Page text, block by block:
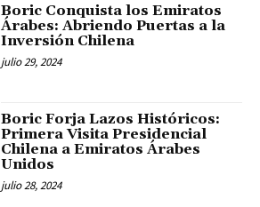
Boric Conquista los Emiratos
Árabes: Abriendo Puertas a la
Inversión Chilena
julio 29, 2024
Boric Forja Lazos Históricos:
Primera Visita Presidencial
Chilena a Emiratos Árabes
Unidos
julio 28, 2024